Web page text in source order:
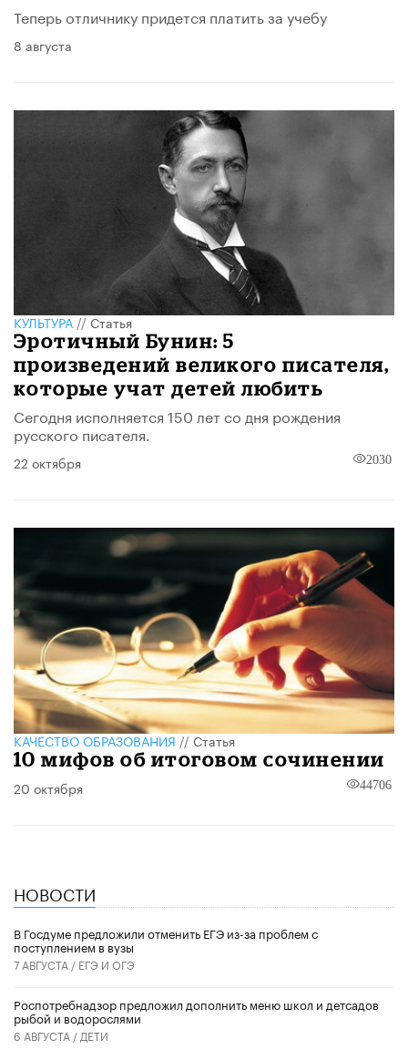
Теперь отличнику придется платить за учебу
8 августа
КУЛЬТУРА//Статья
Эротичный Бунин: 5
произведений великого писателя,
которые учат детей любить
Сегодня исполняется 150 лет со дня рождения
русского писателя.
22 октября 2030
КАЧЕСТВО ОБРАЗОВАНИЯ//Статья
10 мифов об итоговом сочинении
20 октября 44706
НОВОСТИ
В Госдуме предложили отменить ЕГЭ из-за проблем с
поступлением в вузы
7 АВГУСТА / ЕГЭ И ОГЭ
Роспотребнадзор предложил дополнить меню школ и детсадов
рыбой и водорослями
6 АВГУСТА / ДЕТИ